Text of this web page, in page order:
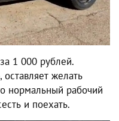
1 000 рублей.
желать
нормальный рабочий
и поехать.